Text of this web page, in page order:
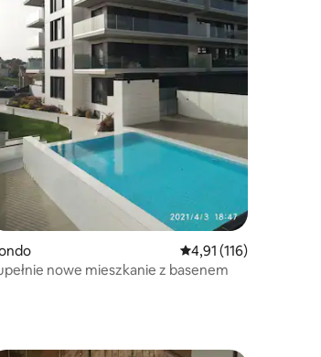
na 5, liczba recenzji: 68
Średnia ocena: 4,91
4,91 (116)
nowe mieszkanie z basenem